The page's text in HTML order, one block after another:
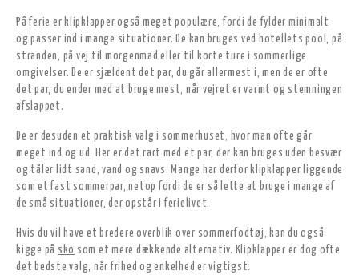
På ferie er klipklapper også meget populære, fordi de fylder minimalt
og passer ind i mange situationer. De kan bruges ved hotellets pool, på
stranden, på vej til morgenmad eller til korte ture i sommerlige
omgivelser. De er sjældent det par, du går allermest i, men de er ofte
det par, du ender med at bruge mest, når vejret er varmt og stemningen
afslappet.
De er desuden et praktisk valg i sommerhuset, hvor man ofte går
meget ind og ud. Her er det rart med et par, der kan bruges uden besvær
og tåler lidt sand, vand og snavs. Mange har derfor klipklapper liggende
som et fast sommerpar, netop fordi de er så lette at bruge i mange af
de små situationer, der opstår i ferielivet.
Hvis du vil have et bredere overblik over sommerfodtøj, kan du også
kigge på sko som et mere dækkende alternativ. Klipklapper er dog ofte
det bedste valg, når frihed og enkelhed er vigtigst.